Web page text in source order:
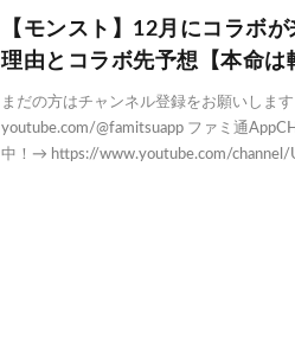
【モンスト】12月にコラボ
理由とコラボ先予想【本命は
まだの方はチャンネル登録をお願いしま
youtube.com/@famitsuapp ファミ通
中！→ https://www.youtube.com/channel/